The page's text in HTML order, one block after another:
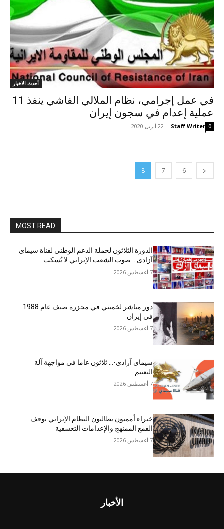
أحدث الاخبار
في عمل إجرامي، نظام الملالي الفاشي ينفذ 11
عملية إعدام في سجون إيران
Staff Writer
- 22 أبريل 2020 0
6
7
8
MOST READ
الدورة الثلاثون لحملة الدعم الوطني لقناة سیمای
آزادی… صوت الشعب الإيراني لا يُسكت
7 أغسطس 2026
دور مباشر لخميني في مجزرة صيف عام 1988
في إيران
7 أغسطس 2026
سيمای آزادي-… ثلاثون عاما في مواجهة آلة
التعتيم
7 أغسطس 2026
خبراء أمميون يطالبون النظام الإيراني بوقف
القمع الممنهج والإعدامات التعسفية
7 أغسطس 2026
الأخبار